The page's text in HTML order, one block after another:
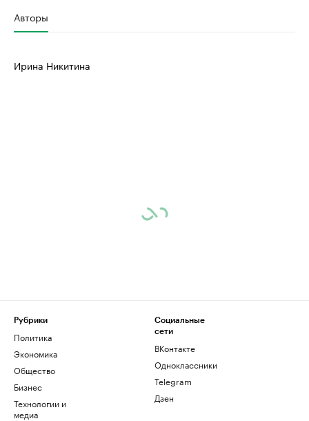
Авторы
Ирина Никитина
Рубрики
Политика
Экономика
Общество
Бизнес
Технологии и
медиа
Социальные
сети
ВКонтакте
Одноклассники
Telegram
Дзен